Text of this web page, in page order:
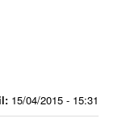
15/04/2015 - 15:31